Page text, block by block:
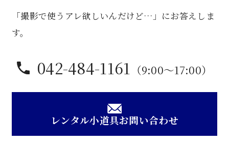
「撮影で使うアレ欲しいんだけど…」にお答えしま
す。
042-484-1161 （9:00〜17:00）
レンタル小道具お問い合わせ